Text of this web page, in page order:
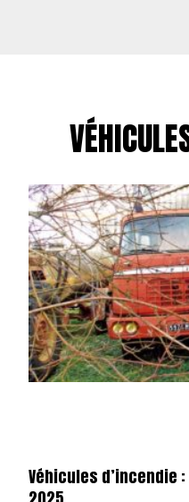
Véhicules d’incendie